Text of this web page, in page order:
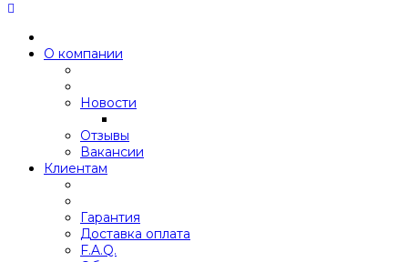
О компании
Новости
Отзывы
Вакансии
Клиентам
Гарантия
Доставка оплата
F.A.Q.